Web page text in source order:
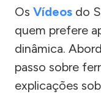
Os Vídeos do
quem prefere
dinâmica.
passo sobre
explicações